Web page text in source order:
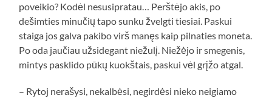
poveikio? Kodėl nesusipratau… Perštėjo akis, po
dešimties minučių tapo sunku žvelgti tiesiai. Paskui
staiga jos galva pakibo virš manęs kaip pilnaties moneta.
Po oda jaučiau užsidegant niežulį. Niežėjo ir smegenis,
mintys pasklido pūkų kuokštais, paskui vėl grįžo atgal.
– Rytoj nerašysi, nekalbėsi, negirdėsi nieko neigiamo